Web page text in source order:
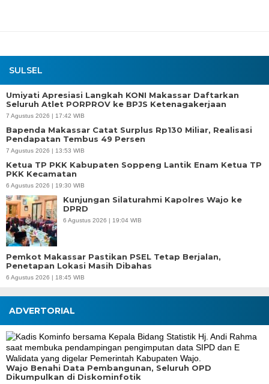
SULSEL
Umiyati Apresiasi Langkah KONI Makassar Daftarkan
Seluruh Atlet PORPROV ke BPJS Ketenagakerjaan
7 Agustus 2026 | 17:42 WIB
Bapenda Makassar Catat Surplus Rp130 Miliar, Realisasi
Pendapatan Tembus 49 Persen
7 Agustus 2026 | 13:53 WIB
Ketua TP PKK Kabupaten Soppeng Lantik Enam Ketua TP
PKK Kecamatan
6 Agustus 2026 | 19:30 WIB
Kunjungan Silaturahmi Kapolres Wajo ke
DPRD
6 Agustus 2026 | 19:04 WIB
Pemkot Makassar Pastikan PSEL Tetap Berjalan,
Penetapan Lokasi Masih Dibahas
6 Agustus 2026 | 18:45 WIB
ADVERTORIAL
Wajo Benahi Data Pembangunan, Seluruh OPD
Dikumpulkan di Diskominfotik